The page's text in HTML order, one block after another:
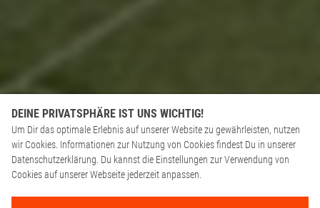
DEINE PRIVATSPHÄRE IST UNS WICHTIG!
Um Dir das optimale Erlebnis auf unserer Website zu gewährleisten, nutzen
wir Cookies. Informationen zur Nutzung von Cookies findest Du in unserer
Datenschutzerklärung. Du kannst die Einstellungen zur Verwendung von
Cookies auf unserer Webseite jederzeit anpassen.